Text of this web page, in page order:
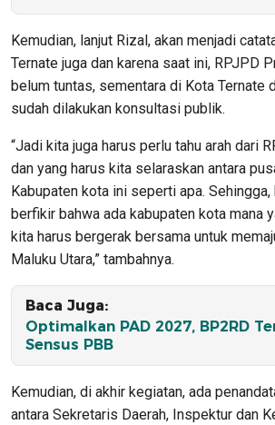
Kemudian, lanjut Rizal, akan menjadi
Ternate juga dan karena saat ini, RPJPD
belum tuntas, sementara di Kota Ternate
sudah dilakukan konsultasi publik.
“Jadi kita juga harus perlu tahu arah dari
dan yang harus kita selaraskan antara
Kabupaten kota ini seperti apa.
berfikir bahwa ada kabupaten kota mana
kita harus bergerak bersama untuk
Maluku Utara,” tambahnya.
Baca Juga:
Optimalkan PAD 2027, BP2RD
Sensus PBB
Kemudian, di akhir kegiatan, ada
antara Sekretaris Daerah, Inspektur dan